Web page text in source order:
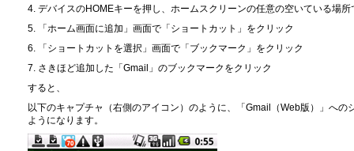
4. デバイスのHOMEキーを押し、ホームスクリーンの任意の空いている場所
5. 「ホーム画面に追加」画面で「ショートカット」をクリック
6. 「ショートカットを選択」画面で「ブックマーク」をクリック
7. さきほど追加した「Gmail」のブックマークをクリック
すると、
以下のキャプチャ（右側のアイコン）のように、「Gmail（Web版）」へ
ようになります。